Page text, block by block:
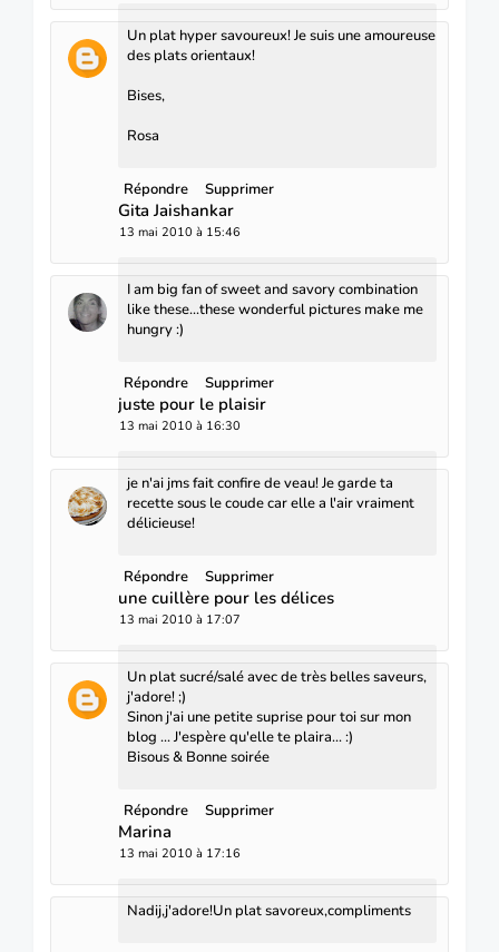
Un plat hyper savoureux! Je suis une amoureuse
des plats orientaux!
Bises,
Rosa
Répondre Supprimer
Gita Jaishankar
13 mai 2010 à 15:46
I am big fan of sweet and savory combination
like these...these wonderful pictures make me
hungry :)
Répondre Supprimer
juste pour le plaisir
13 mai 2010 à 16:30
je n'ai jms fait confire de veau! Je garde ta
recette sous le coude car elle a l'air vraiment
délicieuse!
Répondre Supprimer
une cuillère pour les délices
13 mai 2010 à 17:07
Un plat sucré/salé avec de très belles saveurs,
j'adore! ;)
Sinon j'ai une petite suprise pour toi sur mon
blog ... J'espère qu'elle te plaira... :)
Bisous & Bonne soirée
Répondre Supprimer
Marina
13 mai 2010 à 17:16
Nadij,j'adore!Un plat savoreux,compliments